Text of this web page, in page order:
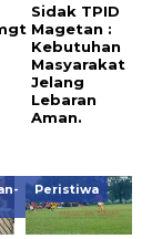
Sidak TPID
Magetan :
Kebutuhan
Masyarakat
Jelang
Lebaran
Aman.
Peristiwa